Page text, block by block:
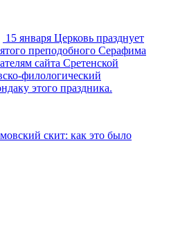
15 января Церковь празднует
преподобного Серафима
сайта Сретенской
филологический
этого праздника.
скит: как это было